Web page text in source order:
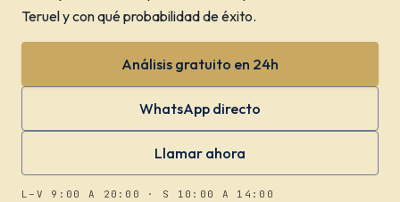
Teruel y con qué probabilidad de éxito.
Análisis gratuito en 24h
WhatsApp directo
Llamar ahora
L–V 9:00 A 20:00 · S 10:00 A 14:00